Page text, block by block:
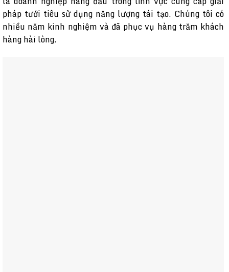
pháp tưới tiêu sử dụng năng lượng tái tạo. Chúng tôi có
nhiều năm kinh nghiệm và đã phục vụ hàng trăm khách
hàng hài lòng.